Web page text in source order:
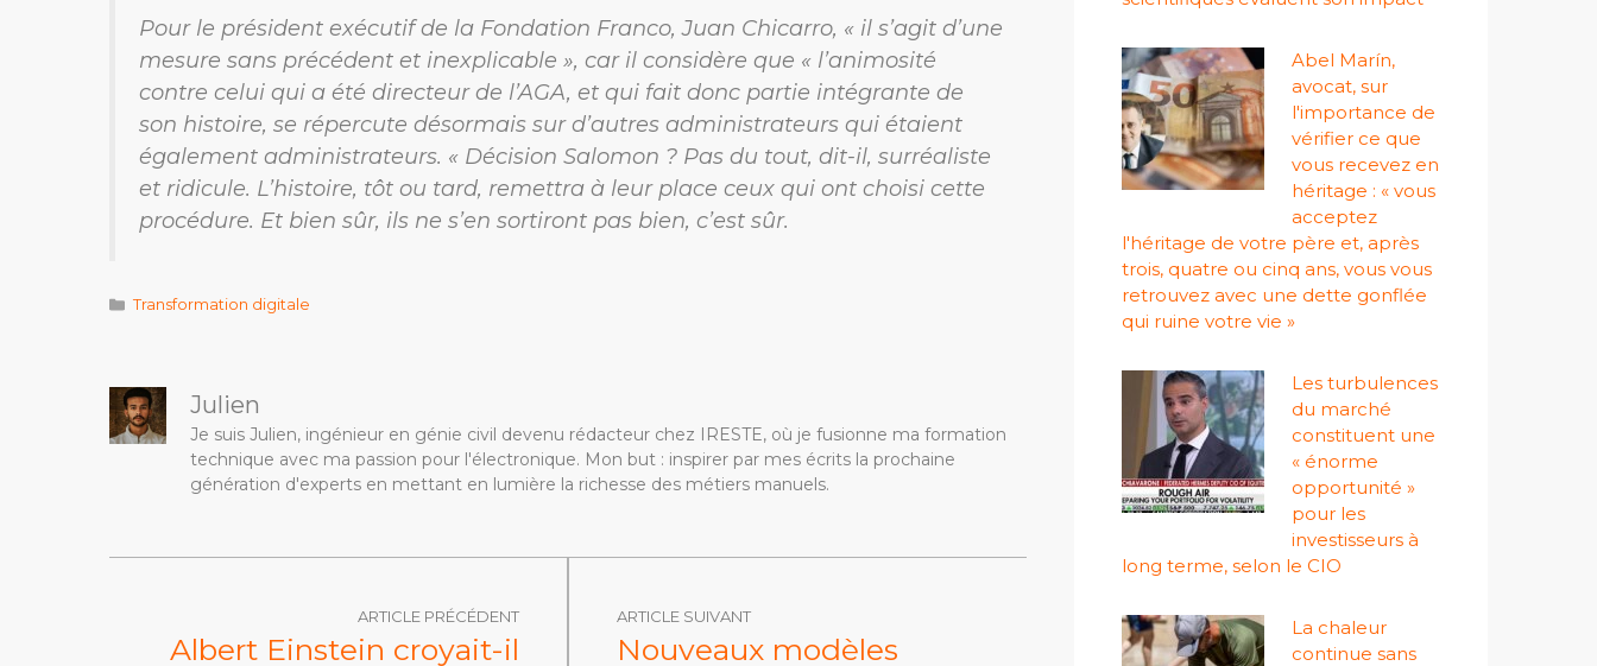
Pour le président exécutif de la Fondation Franco, Juan Chicarro, « il s’agit d’une
mesure sans précédent et inexplicable », car il considère que « l’animosité
contre celui qui a été directeur de l’AGA, et qui fait donc partie intégrante de
son histoire, se répercute désormais sur d’autres administrateurs qui étaient
également administrateurs. « Décision Salomon ? Pas du tout, dit-il, surréaliste
et ridicule. L’histoire, tôt ou tard, remettra à leur place ceux qui ont choisi cette
procédure. Et bien sûr, ils ne s’en sortiront pas bien, c’est sûr.
Catégories
Transformation digitale
Julien
Je suis Julien, ingénieur en génie civil devenu rédacteur chez IRESTE, où je fusionne ma formation
technique avec ma passion pour l'électronique. Mon but : inspirer par mes écrits la prochaine
génération d'experts en mettant en lumière la richesse des métiers manuels.
ARTICLE PRÉCÉDENT
Albert Einstein croyait-il
ARTICLE SUIVANT
Nouveaux modèles
Abel Marín,
avocat, sur
l'importance de
vérifier ce que
vous recevez en
héritage : « vous
acceptez
l'héritage de votre père et, après
trois, quatre ou cinq ans, vous vous
retrouvez avec une dette gonflée
qui ruine votre vie »
Les turbulences
du marché
constituent une
« énorme
opportunité »
pour les
investisseurs à
long terme, selon le CIO
La chaleur
continue sans